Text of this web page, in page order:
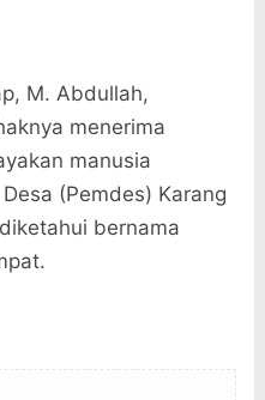
M. Abdullah,
menerima
manusia
(Pemdes) Karang
bernama